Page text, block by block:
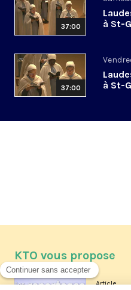
37:00
à St-
37:00
à St-
KTO vous propose
Article